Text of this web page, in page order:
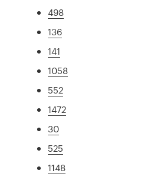
498
136
141
1058
552
1472
30
525
1148